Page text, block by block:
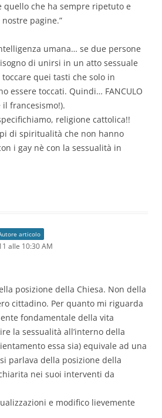
quello che ha sempre ripetuto e
pagine.”
umana… se due persone
di unirsi in un atto sessuale
quei tasti che solo in
essere toccati. Quindi… FANCULO
il francesismo!).
religione cattolica!!
di spiritualità che non hanno
i gay nè con la sessualità in
articolo
alle 10:30 AM
posizione della Chiesa. Non della
cittadino. Per quanto mi riguarda
fondamentale della vita
la sessualità all’interno della
essa sia) equivale ad una
parlava della posizione della
nei suoi interventi da
e modifico lievemente